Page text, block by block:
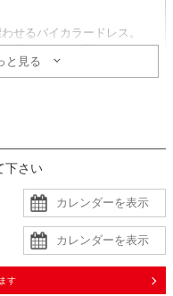
せるバイカラードレス。
着きのある一着。
と見る
を合わせると、装いがぐっ
色裏地の二枚重ねで、袖に
生地に同色裏地の二枚重ね
下さい
す